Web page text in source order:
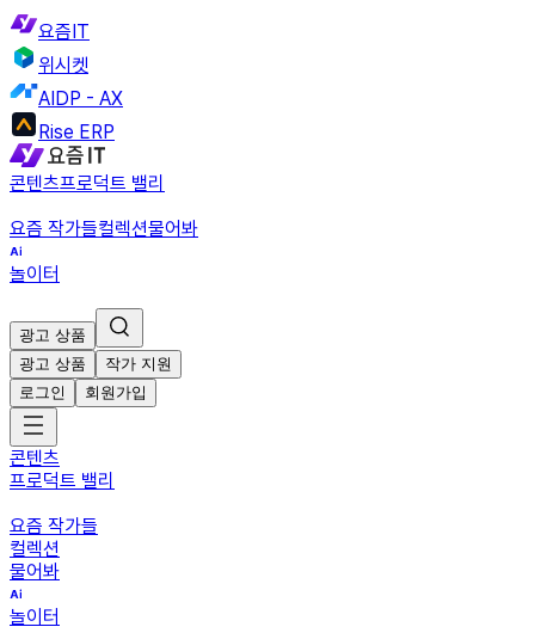
요즘IT
위시켓
AIDP - AX
Rise ERP
콘텐츠프로덕트 밸리
요즘 작가들컬렉션물어봐
놀이터
광고 상품
광고 상품
작가 지원
로그인
회원가입
콘텐츠
프로덕트 밸리
요즘 작가들
컬렉션
물어봐
놀이터